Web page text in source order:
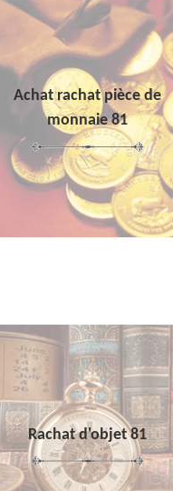
Achat rachat pièce de
monnaie 81
Rachat d'objet 81